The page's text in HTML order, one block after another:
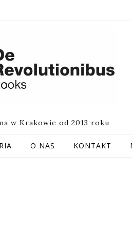
w Krakowie od 2013 roku
O NAS KONTAKT